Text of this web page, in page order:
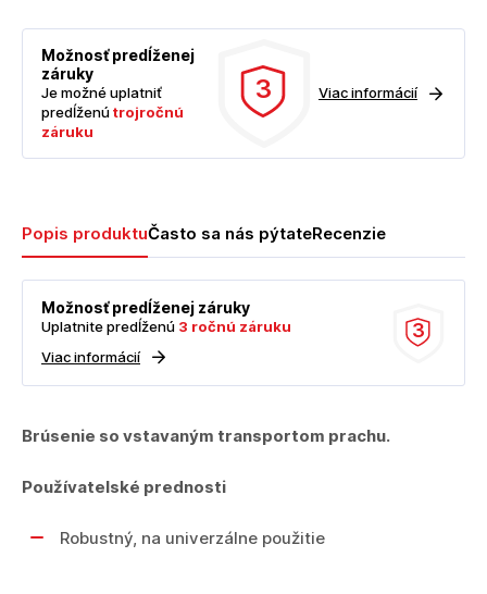
Možnosť predĺženej
záruky
Je možné uplatniť
predĺženútrojročnú
záruku
3 Viac informácií
Popis produktuČasto sa nás pýtateRecenzie
3
Možnosť predĺženej záruky
Uplatnite predĺženú 3 ročnú záruku
Viac informácií
Brúsenie so vstavaným transportom prachu.
Používatelské prednosti
Robustný, na univerzálne použitie